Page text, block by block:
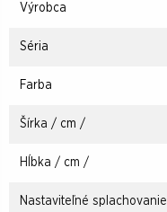
Výrobca
Séria
Farba
Šírka / cm /
Hĺbka / cm /
Nastaviteľné splachovanie